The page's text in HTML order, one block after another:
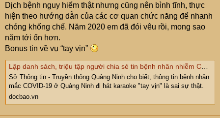
Dịch bệnh nguy hiểm thật nhưng cũng nên bình tĩnh, thực
hiện theo hướng dẫn của các cơ quan chức năng để nhanh
chóng khống chế. Năm 2020 em đã đói vêu rồi, mong sao
năm tới ổn hơn.
Bonus tin về vụ “tay vịn”
Lập danh sách, triệu tập người chia sẻ tin bệnh nhân nhiễm Covid-19 ở Quảng Ninh đi karaoke có 'tay vịn'
Sở Thông tin - Truyền thông Quảng Ninh cho biết, thông tin bệnh nhân
mắc COVID-19 ở Quảng Ninh đi hát karaoke "tay vịn" là sai sự thật.
docbao.vn